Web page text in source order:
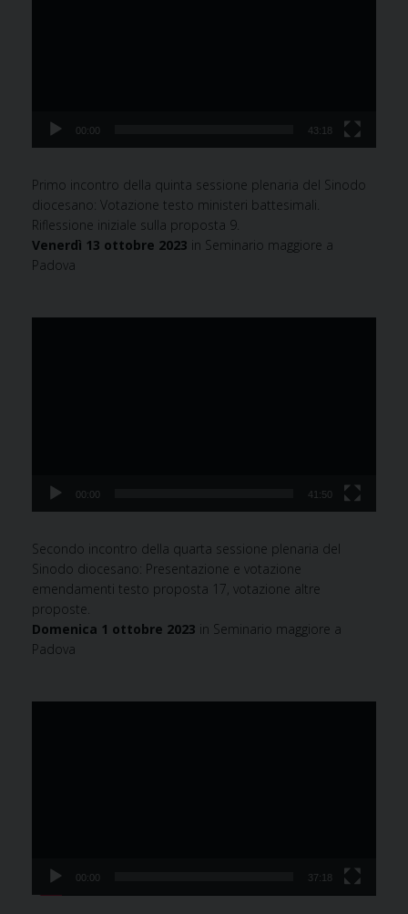
00:00 43:18
Primo incontro della quinta sessione plenaria del Sinodo
diocesano: Votazione testo ministeri battesimali.
Riflessione iniziale sulla proposta 9.
Venerdì 13 ottobre 2023 in Seminario maggiore a
Padova
00:00 41:50
Secondo incontro della quarta sessione plenaria del
Sinodo diocesano: Presentazione e votazione
emendamenti testo proposta 17, votazione altre
proposte.
Domenica 1 ottobre 2023 in Seminario maggiore a
Padova
00:00 37:18